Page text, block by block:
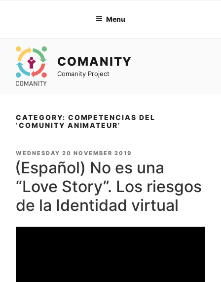
Menu
COMANITY
Comanity Project
CATEGORY: COMPETENCIAS DEL
‘COMUNITY ANIMATEUR’
POSTED
ON
WEDNESDAY 20 NOVEMBER 2019
(Español) No es una
“Love Story”. Los riesgos
de la Identidad virtual